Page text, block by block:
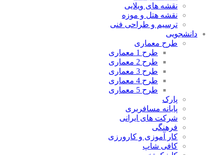
نقشه های ویلایی
نقشه هتل و موزه
ترسیم و طراحی فنی
دانشجویی
طرح معماری
طرح 1 معماری
طرح 2 معماری
طرح 3 معماری
طرح 4 معماری
طرح 5 معماری
پارک
پایانه مسافربری
شرکت های ایرانی
فرهنگی
کار آموزی و کارورزی
کافی شاپ